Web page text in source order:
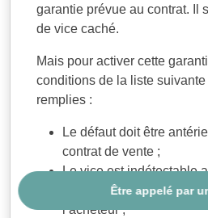
Être appelé par
garantie prévue au contrat. Il
de vice caché.
Mais pour activer cette
conditions de la liste
remplies :
Le défaut doit être
contrat de vente ;
Le vice est indétectable
malgré les inspections
l’acheteur ;